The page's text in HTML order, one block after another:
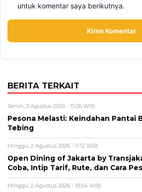
untuk komentar saya berikutnya.
BERITA TERKAIT
Senin, 3 Agustus 2026 - 15:26 WIB
Pesona Melasti: Keindahan Pantai
Tebing
Minggu, 2 Agustus 2026 - 11:12 WIB
Open Dining of Jakarta by
Coba, Intip Tarif, Rute, dan Cara
Minggu, 2 Agustus 2026 - 10:54 WIB